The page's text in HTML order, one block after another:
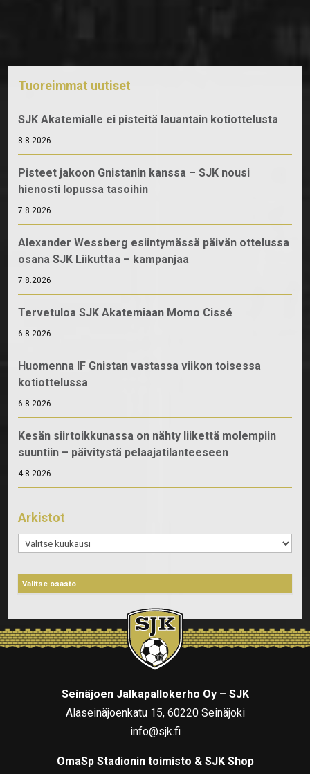
Tuoreimmat uutiset
SJK Akatemialle ei pisteitä lauantain kotiottelusta
8.8.2026
Pisteet jakoon Gnistanin kanssa – SJK nousi
hienosti lopussa tasoihin
7.8.2026
Alexander Wessberg esiintymässä päivän ottelussa
osana SJK Liikuttaa – kampanjaa
7.8.2026
Tervetuloa SJK Akatemiaan Momo Cissé
6.8.2026
Huomenna IF Gnistan vastassa viikon toisessa
kotiottelussa
6.8.2026
Kesän siirtoikkunassa on nähty liikettä molempiin
suuntiin – päivitystä pelaajatilanteeseen
4.8.2026
Arkistot
Arkistot
Seinäjoen Jalkapallokerho Oy – SJK
Alaseinäjoenkatu 15, 60220 Seinäjoki
info@sjk.fi
OmaSp Stadionin toimisto & SJK Shop